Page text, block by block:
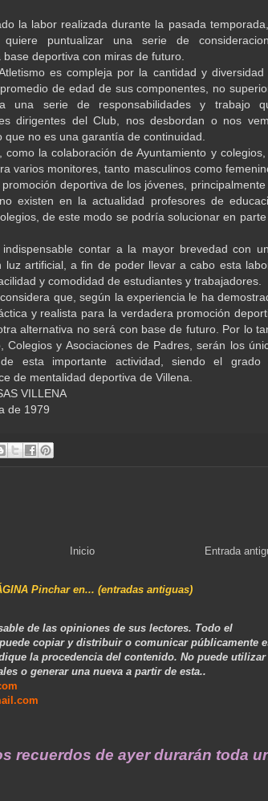
la labor realizada durante la pasada
quiere puntualizar una serie de
deportiva con miras de futuro.
es compleja por la cantidad y diversidad
de edad de sus componentes, no
una serie de responsabilidades y trabajo
dirigentes del Club, nos desbordan o nos
que no es una garantía de continuidad.
la colaboración de Ayuntamiento y colegios,
varios monitores, tanto masculinos como
deportiva de los jóvenes, principalmente
existen en la actualidad profesores de
de este modo se podría solucionar en
contar a la mayor brevedad con
luz artificial, a fin de poder llevar a cabo esta
y comodidad de estudiantes y trabajadores.
que, según la experiencia le ha
y realista para la verdadera promoción
alternativa no será con base de futuro. Por lo
Colegios y Asociaciones de Padres, serán los
esta importante actividad, siendo el grado
de mentalidad deportiva de Villena.
VILLENA
de 1979
Entrada
Inicio
Pinchar en... (entradas antiguas)
de las opiniones de sus lectores. Todo el
copiar y distribuir o comunicar públicamente
la procedencia del contenido. No puede utilizar
o generar una nueva a partir de esta..
de ayer durarán toda una vida